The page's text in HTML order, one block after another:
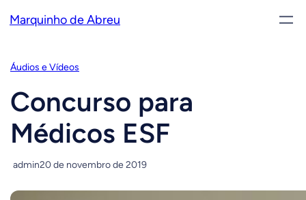
para
conteúdo
Marquinho de Abreu
Áudios e Vídeos
Concurso para
Médicos ESF
admin20 de novembro de 2019